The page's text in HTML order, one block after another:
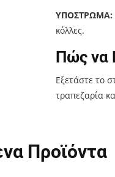
ΥΠΟΣΤΡΩΜΑ:
κόλλες.
Πώς να
Εξετάστε το
τραπεζαρία
Προϊόντα